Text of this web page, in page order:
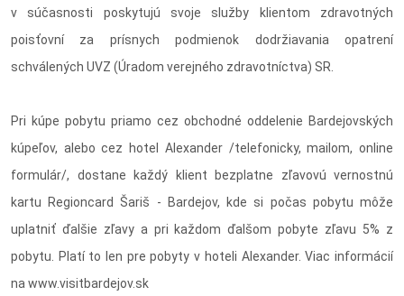
v súčasnosti poskytujú svoje služby klientom zdravotných
poisťovní za prísnych podmienok dodržiavania opatrení
schválených UVZ (Úradom verejného zdravotníctva) SR.
Pri kúpe pobytu priamo cez obchodné oddelenie Bardejovských
kúpeľov, alebo cez hotel Alexander /telefonicky, mailom, online
formulár/, dostane každý klient bezplatne zľavovú vernostnú
kartu Regioncard Šariš - Bardejov, kde si počas pobytu môže
uplatniť ďalšie zľavy a pri každom ďalšom pobyte zľavu 5% z
pobytu. Platí to len pre pobyty v hoteli Alexander. Viac informácií
na www.visitbardejov.sk